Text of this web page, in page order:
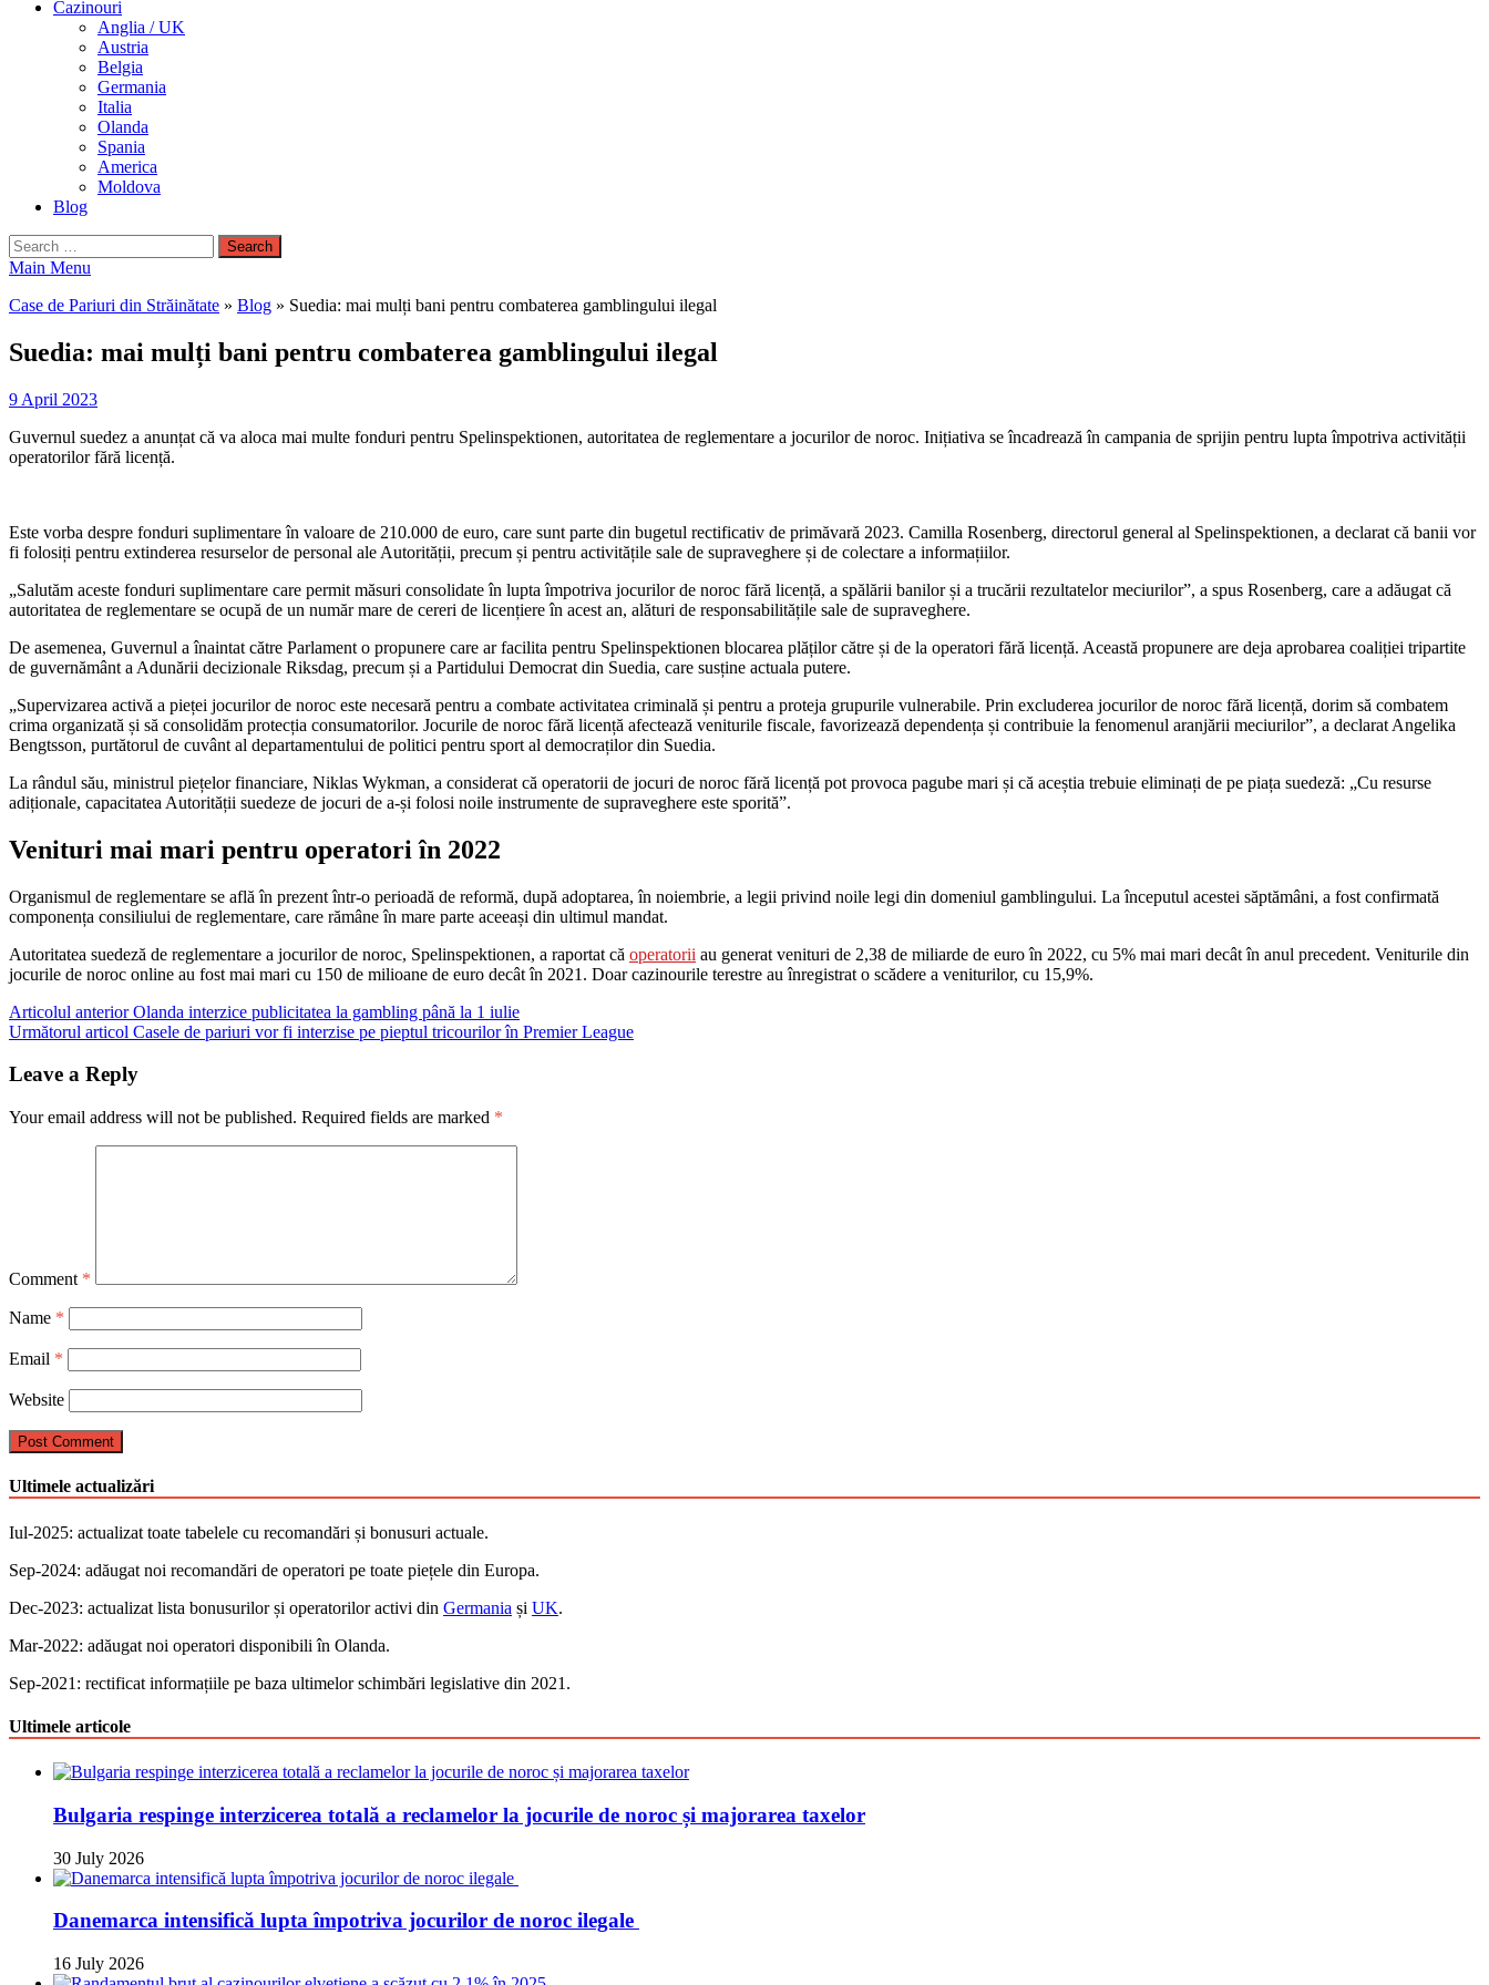
Cazinouri
Anglia / UK
Austria
Belgia
Germania
Italia
Olanda
Spania
America
Moldova
Blog
Search
for:
Main Menu
Case de Pariuri din Străinătate » Blog » Suedia: mai mulți bani pentru combaterea gamblingului ilegal
Suedia: mai mulți bani pentru combaterea gamblingului ilegal
9 April 2023
Guvernul suedez a anunțat că va aloca mai multe fonduri pentru Spelinspektionen, autoritatea de reglementare a jocurilor de noroc. Inițiativa se încadrează în campania de sprijin pentru lupta împotriva activității
operatorilor fără licență.
Este vorba despre fonduri suplimentare în valoare de 210.000 de euro, care sunt parte din bugetul rectificativ de primăvară 2023. Camilla Rosenberg, directorul general al Spelinspektionen, a declarat că banii vor
fi folosiți pentru extinderea resurselor de personal ale Autorității, precum și pentru activitățile sale de supraveghere și de colectare a informațiilor.
„Salutăm aceste fonduri suplimentare care permit măsuri consolidate în lupta împotriva jocurilor de noroc fără licență, a spălării banilor și a trucării rezultatelor meciurilor”, a spus Rosenberg, care a adăugat că
autoritatea de reglementare se ocupă de un număr mare de cereri de licențiere în acest an, alături de responsabilitățile sale de supraveghere.
De asemenea, Guvernul a înaintat către Parlament o propunere care ar facilita pentru Spelinspektionen blocarea plăților către și de la operatori fără licență. Această propunere are deja aprobarea coaliției tripartite
de guvernământ a Adunării decizionale Riksdag, precum și a Partidului Democrat din Suedia, care susține actuala putere.
„Supervizarea activă a pieței jocurilor de noroc este necesară pentru a combate activitatea criminală și pentru a proteja grupurile vulnerabile. Prin excluderea jocurilor de noroc fără licență, dorim să combatem
crima organizată și să consolidăm protecția consumatorilor. Jocurile de noroc fără licență afectează veniturile fiscale, favorizează dependența și contribuie la fenomenul aranjării meciurilor”, a declarat Angelika
Bengtsson, purtătorul de cuvânt al departamentului de politici pentru sport al democraților din Suedia.
La rândul său, ministrul piețelor financiare, Niklas Wykman, a considerat că operatorii de jocuri de noroc fără licență pot provoca pagube mari și că aceștia trebuie eliminați de pe piața suedeză: „Cu resurse
adiționale, capacitatea Autorității suedeze de jocuri de a-și folosi noile instrumente de supraveghere este sporită”.
Venituri mai mari pentru operatori în 2022
Organismul de reglementare se află în prezent într-o perioadă de reformă, după adoptarea, în noiembrie, a legii privind noile legi din domeniul gamblingului. La începutul acestei săptămâni, a fost confirmată
componența consiliului de reglementare, care rămâne în mare parte aceeași din ultimul mandat.
Autoritatea suedeză de reglementare a jocurilor de noroc, Spelinspektionen, a raportat că operatorii au generat venituri de 2,38 de miliarde de euro în 2022, cu 5% mai mari decât în anul precedent. Veniturile din
jocurile de noroc online au fost mai mari cu 150 de milioane de euro decât în 2021. Doar cazinourile terestre au înregistrat o scădere a veniturilor, cu 15,9%.
Post
navigation
Articolul anterior Olanda interzice publicitatea la gambling până la 1 iulie
Următorul articol Casele de pariuri vor fi interzise pe pieptul tricourilor în Premier League
Leave a Reply
Your email address will not be published. Required fields are marked *
Comment *
Name *
Email *
Website
Ultimele actualizări
Iul-2025: actualizat toate tabelele cu recomandări și bonusuri actuale.
Sep-2024: аdăugat noi recomandări de operatori pe toate piețele din Europa.
Dec-2023: actualizat lista bonusurilor și operatorilor activi din Germania și UK.
Mar-2022: adăugat noi operatori disponibili în Olanda.
Sep-2021: rectificat informațiile pe baza ultimelor schimbări legislative din 2021.
Ultimele articole
Bulgaria respinge interzicerea totală a reclamelor la jocurile de noroc și majorarea taxelor
30 July 2026
Danemarca intensifică lupta împotriva jocurilor de noroc ilegale
16 July 2026